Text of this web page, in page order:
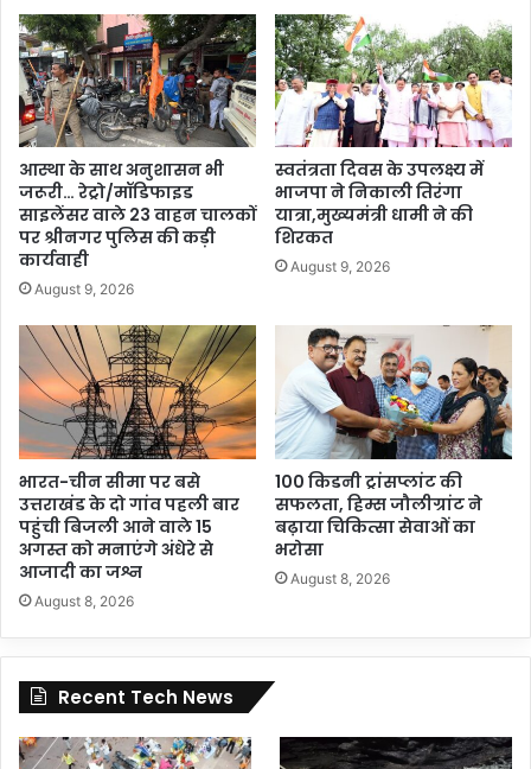
आस्था के साथ अनुशासन भी
जरूरी… रेट्रो/मॉडिफाइड
साइलेंसर वाले 23 वाहन चालकों
पर श्रीनगर पुलिस की कड़ी
कार्यवाही
August 9, 2026
स्वतंत्रता दिवस के उपलक्ष्य में
भाजपा ने निकाली तिरंगा
यात्रा,मुख्यमंत्री धामी ने की
शिरकत
August 9, 2026
भारत-चीन सीमा पर बसे
उत्तराखंड के दो गांव पहली बार
पहुंची बिजली आने वाले 15
अगस्त को मनाएंगे अंधेरे से
आजादी का जश्न
August 8, 2026
100 किडनी ट्रांसप्लांट की
सफलता, हिम्स जौलीग्रांट ने
बढ़ाया चिकित्सा सेवाओं का
भरोसा
August 8, 2026
Recent Tech News